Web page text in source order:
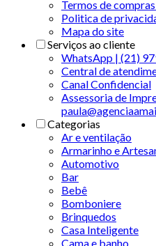
Termos de
Politica de
Mapa do site
Serviços ao cliente
WhatsApp | (21)
Central de
Canal Confidencial
Assessoria de
Categorias
Ar e ventilação
Armarinho e
Automotivo
Bar
Bebê
Bomboniere
Brinquedos
Casa Inteligente
Cama e banho